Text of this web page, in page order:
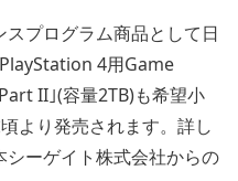
プログラム商品として日
4用Game
II｣(容量2TB)も希望小
より発売されます。詳し
シーゲイト株式会社からの